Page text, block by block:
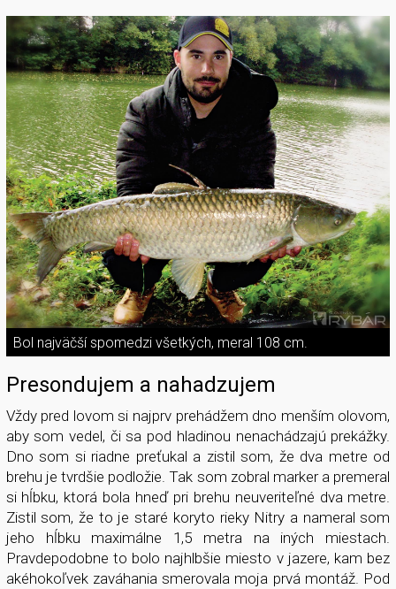
Bol najväčší spomedzi všetkých, meral 108 cm.
Presondujem a nahadzujem
Vždy pred lovom si najprv prehádžem dno menším olovom,
aby som vedel, či sa pod hladinou nenachádzajú prekážky.
Dno som si riadne preťukal a zistil som, že dva metre od
brehu je tvrdšie podložie. Tak som zobral marker a premeral
si hĺbku, ktorá bola hneď pri brehu neuveriteľné dva metre.
Zistil som, že to je staré koryto rieky Nitry a nameral som
jeho hĺbku maximálne 1,5 metra na iných miestach.
Pravdepodobne to bolo najhlbšie miesto v jazere, kam bez
akéhokoľvek zaváhania smerovala moja prvá montáž. Pod